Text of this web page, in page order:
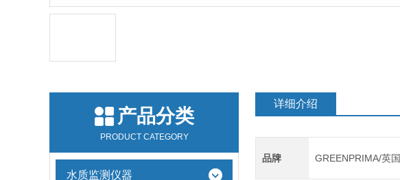
产品分类
PRODUCT CATEGORY
水质监测仪器
详细介绍
品牌 GREENPRIMA/英国